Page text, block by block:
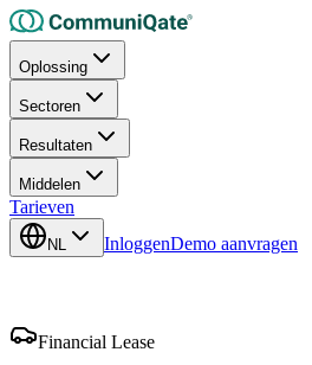
Oplossing
Sectoren
Resultaten
Middelen
Tarieven
NL InloggenDemo aanvragen
Financial Lease